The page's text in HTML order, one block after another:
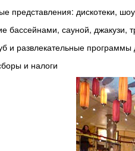
представления: дискотеки,
бассейнами, сауной, джакузи,
и развлекательные программы
и налоги